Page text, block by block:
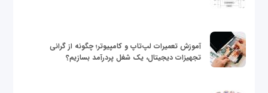
آموزش تعمیرات لپ‌تاپ و کامپیوتر؛ چگونه از گرانی
تجهیزات دیجیتال، یک شغل پردرآمد بسازیم؟